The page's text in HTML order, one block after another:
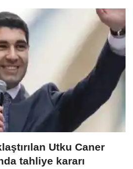
Utku Caner
tahliye kararı